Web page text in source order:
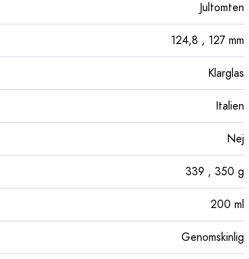
Jultomten
124,8 , 127 mm
Klarglas
Italien
Nej
339 , 350 g
200 ml
Genomskinlig